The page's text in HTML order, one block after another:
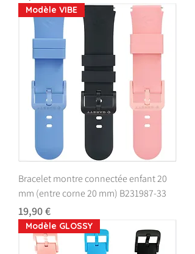
Modèle VIBE
Bracelet montre connectée enfant 20
mm (entre corne 20 mm) B231987-33
Prix
19,90 €
Modèle GLOSSY